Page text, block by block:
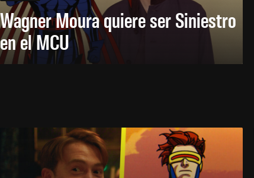
Wagner Moura quiere ser Siniestro
en el MCU